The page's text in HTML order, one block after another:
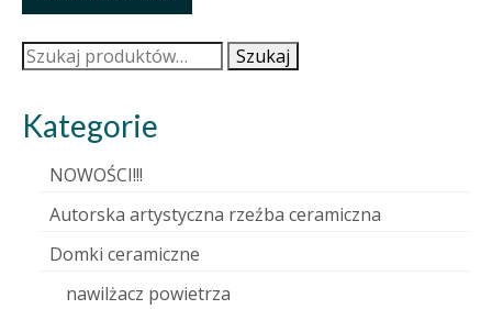
Szukaj: Szukaj
Kategorie
NOWOŚCI!!!
Autorska artystyczna rzeźba ceramiczna
Domki ceramiczne
nawilżacz powietrza